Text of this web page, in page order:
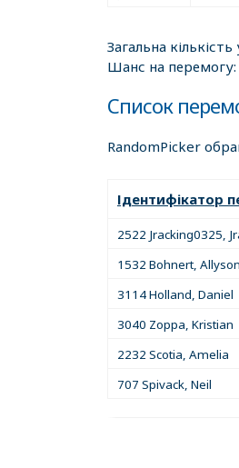
Загальна
Шанс на перемогу:
Список
RandomPicker
Ідентифікатор
2522 Jracking0325,
1532 Bohnert,
3114 Holland, Daniel
3040 Zoppa, Kristian
2232 Scotia, Amelia
707 Spivack, Neil